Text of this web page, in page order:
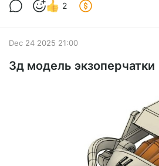
2
Dec 24 2025 21:00
3д модель экзоперчатки